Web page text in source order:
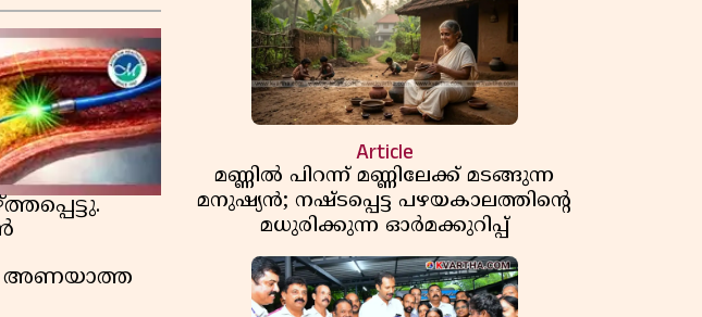
അണയാത്ത
Article
മണ്ണിൽ പിറന്ന് മണ്ണിലേക്ക് മടങ്ങുന്ന
മനുഷ്യൻ; നഷ്ടപ്പെട്ട പഴയകാലത്തിൻ്റെ
മധുരിക്കുന്ന ഓർമക്കുറിപ്പ്